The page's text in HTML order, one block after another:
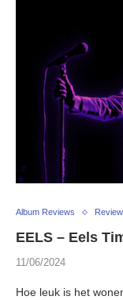
Album Reviews
EELS – Eels
11/06/2024
Hoe leuk is het